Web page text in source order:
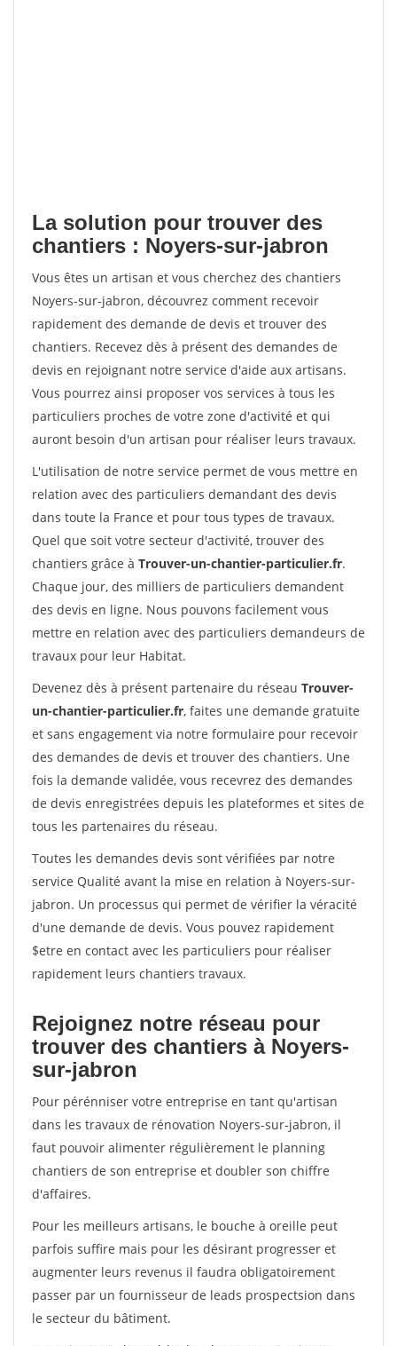
La solution pour trouver des
chantiers : Noyers-sur-jabron
Vous êtes un artisan et vous cherchez des chantiers
Noyers-sur-jabron, découvrez comment recevoir
rapidement des demande de devis et trouver des
chantiers. Recevez dès à présent des demandes de
devis en rejoignant notre service d'aide aux artisans.
Vous pourrez ainsi proposer vos services à tous les
particuliers proches de votre zone d'activité et qui
auront besoin d'un artisan pour réaliser leurs travaux.
L'utilisation de notre service permet de vous mettre en
relation avec des particuliers demandant des devis
dans toute la France et pour tous types de travaux.
Quel que soit votre secteur d'activité, trouver des
chantiers grâce à Trouver-un-chantier-particulier.fr.
Chaque jour, des milliers de particuliers demandent
des devis en ligne. Nous pouvons facilement vous
mettre en relation avec des particuliers demandeurs de
travaux pour leur Habitat.
Devenez dès à présent partenaire du réseau Trouver-
un-chantier-particulier.fr, faites une demande gratuite
et sans engagement via notre formulaire pour recevoir
des demandes de devis et trouver des chantiers. Une
fois la demande validée, vous recevrez des demandes
de devis enregistrées depuis les plateformes et sites de
tous les partenaires du réseau.
Toutes les demandes devis sont vérifiées par notre
service Qualité avant la mise en relation à Noyers-sur-
jabron. Un processus qui permet de vérifier la véracité
d'une demande de devis. Vous pouvez rapidement
$etre en contact avec les particuliers pour réaliser
rapidement leurs chantiers travaux.
Rejoignez notre réseau pour
trouver des chantiers à Noyers-
sur-jabron
Pour pérénniser votre entreprise en tant qu'artisan
dans les travaux de rénovation Noyers-sur-jabron, il
faut pouvoir alimenter régulièrement le planning
chantiers de son entreprise et doubler son chiffre
d'affaires.
Pour les meilleurs artisans, le bouche à oreille peut
parfois suffire mais pour les désirant progresser et
augmenter leurs revenus il faudra obligatoirement
passer par un fournisseur de leads prospectsion dans
le secteur du bâtiment.